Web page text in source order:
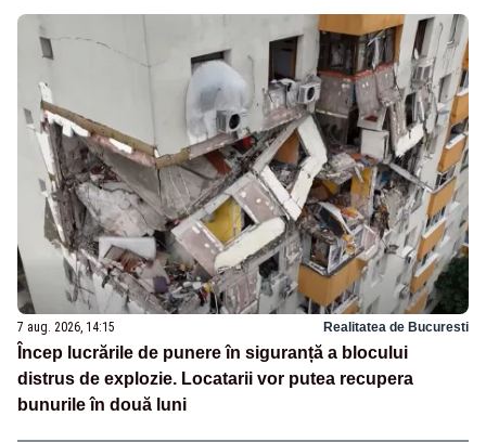
7 aug. 2026, 14:15 Realitatea de Bucuresti
Încep lucrările de punere în siguranță a blocului
distrus de explozie. Locatarii vor putea recupera
bunurile în două luni